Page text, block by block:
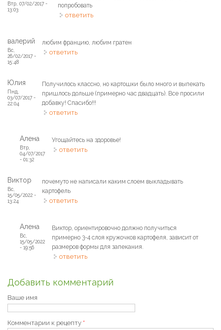
Втр, 07/02/2017 -
13:03
попробовать
ответить
валерий
Вс,
26/02/2017 -
15:48
любим францию, любим гратен
ответить
Юлия
Пнд,
03/07/2017 -
22:04
Получилось классно, но картошки было много и выпекать
пришлось дольше (примерно час двадцать). Все просили
добавку! Спасибо!!!
ответить
Алена
Втр,
04/07/2017
- 01:32
Угощайтесь на здоровье!
ответить
Виктор
Вс,
15/05/2022 -
13:24
почемуто не написали каким слоем выкладывать
картофель
ответить
Алена
Вс,
15/05/2022
- 19:56
Виктор, ориентировочно должно получиться
примерно 3-4 слоя кружочков картофеля, зависит от
размеров формы для запекания.
ответить
Добавить комментарий
Ваше имя
Комментарии к рецепту *